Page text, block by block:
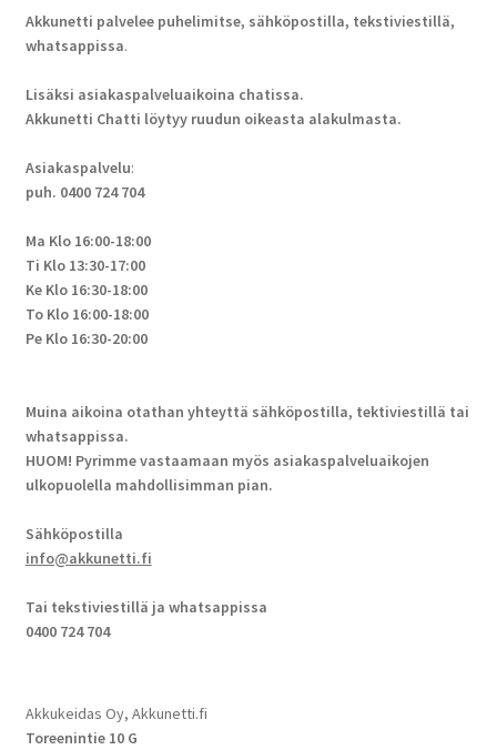
Akkunetti palvelee puhelimitse, sähköpostilla, tekstiviestillä,
whatsappissa.
Lisäksi asiakaspalveluaikoina chatissa.
Akkunetti Chatti löytyy ruudun oikeasta alakulmasta.
Asiakaspalvelu:
puh. 0400 724 704
Ma Klo 16:00-18:00
Ti Klo 13:30-17:00
Ke Klo 16:30-18:00
To Klo 16:00-18:00
Pe Klo 16:30-20:00
Muina aikoina otathan yhteyttä sähköpostilla, tektiviestillä tai
whatsappissa.
HUOM! Pyrimme vastaamaan myös asiakaspalveluaikojen
ulkopuolella mahdollisimman pian.
Sähköpostilla
info@akkunetti.fi
Tai tekstiviestillä ja whatsappissa
0400 724 704
Akkukeidas Oy, Akkunetti.fi
Toreenintie 10 G